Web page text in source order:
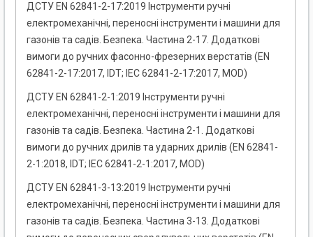
ДСТУ EN 62841-2-17:2019 Інструменти ручні
електромеханічні, переносні інструменти і машини для
газонів та садів. Безпека. Частина 2-17. Додаткові
вимоги до ручних фасонно-фрезерних верстатів (EN
62841-2-17:2017, IDT; IEC 62841-2-17:2017, MOD)
ДСТУ EN 62841-2-1:2019 Інструменти ручні
електромеханічні, переносні інструменти і машини для
газонів та садів. Безпека. Частина 2-1. Додаткові
вимоги до ручних дрилів та ударних дрилів (EN 62841-
2-1:2018, IDT; IEC 62841-2-1:2017, MOD)
ДСТУ EN 62841-3-13:2019 Інструменти ручні
електромеханічні, переносні інструменти і машини для
газонів та садів. Безпека. Частина 3-13. Додаткові